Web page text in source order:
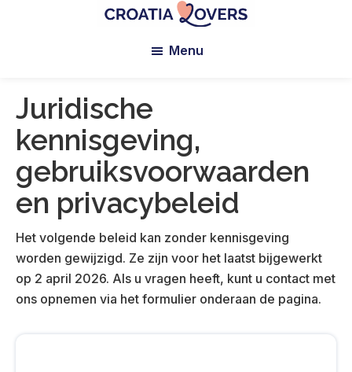
sens
en
Croatie
-
Le
blog
Claire
et
Manu
Menu
Juridische
kennisgeving,
gebruiksvoorwaarden
en privacybeleid
Het volgende beleid kan zonder kennisgeving
worden gewijzigd. Ze zijn voor het laatst bijgewerkt
op 2 april 2026. Als u vragen heeft, kunt u contact met
ons opnemen via het formulier onderaan de pagina.